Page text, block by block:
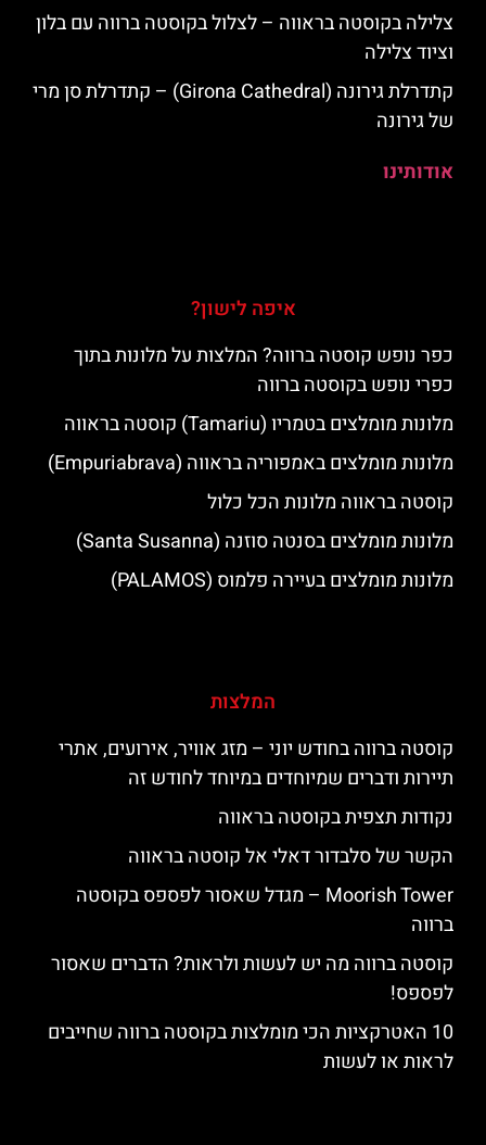
צלילה בקוסטה בראווה – לצלול בקוסטה ברווה עם בלון
וציוד צלילה
קתדרלת גירונה (Girona Cathedral) – קתדרלת סן מרי
של גירונה
אודותינו
איפה לישון?
כפר נופש קוסטה ברווה? המלצות על מלונות בתוך
כפרי נופש בקוסטה ברווה
מלונות מומלצים בטמריו (Tamariu) קוסטה בראווה
מלונות מומלצים באמפוריה בראווה (Empuriabrava)
קוסטה בראווה מלונות הכל כלול
מלונות מומלצים בסנטה סוזנה (Santa Susanna)
מלונות מומלצים בעיירה פלמוס (PALAMOS)
המלצות
קוסטה ברווה בחודש יוני – מזג אוויר, אירועים, אתרי
תיירות ודברים שמיוחדים במיוחד לחודש זה
נקודות תצפית בקוסטה בראווה
הקשר של סלבדור דאלי אל קוסטה בראווה
‪‪Moorish Tower‬‬ – מגדל שאסור לפספס בקוסטה
ברווה
קוסטה ברווה מה יש לעשות ולראות? הדברים שאסור
לפספס!
10 האטרקציות הכי מומלצות בקוסטה ברווה שחייבים
לראות או לעשות